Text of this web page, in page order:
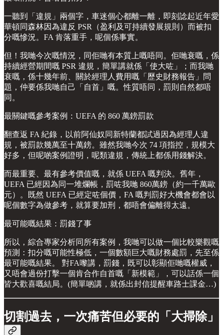
一聽到「違規」兩個字，車迷個心都離一離，即刻諗起近年愛
華頓同森林因為違反 PSR（盈利及可持續發展規則）而被扣
分嘅慘況。FA 肯落重手，呢個係事實。
但！我哋今次嘅情況，同佢哋有本質上嘅唔同。佢哋衰嘅，係
持續經營期間嘅 PSR 違規，簡單講就係「使大咗」；而我哋
衰嘅，係十幾年前、關於經理人費用嘅「歷史財務報告」問
題，仲要係我哋自己「自首」嘅。性質唔同，罰則自然都唔
同。
最關鍵嘅參考案例：UEFA 的 860 萬鎊罰款
翻查返 FA 紀錄，以前阿仙奴同新特蘭都試過因為經理人違
規，被罰款幾萬至十萬鎊。雖然我哋今次 74 項指控，規模大
好多，但呢啲案例證明，呢類違規，傳統上都係用錢解決。
而最重要、最有參考價值嘅，就係 UEFA 嘅判決。舊年，
UEFA 已經因為同一堆爛帳，罰咗我哋 860萬鎊（約一千萬歐
元）。既然 UEFA 已經定咗個價，FA 嘅判罰好大機會都會以
呢個數字為做參考，就算要加刑，都唔會偏離得太遠。
最可能嘅結果：罰錢了事
所以，綜合專家分析同所有案例，我哋可以做一個比較樂觀嘅
預測：扣分嘅可能性極低，一個數額巨大嘅財務處罰，先至係
最可能嘅結果。 對FA嚟講，罰錢，既可以彰顯佢哋嘅權威，
又唔會過份打擊一個肯合作自首嘅「新模範」，可以話係一個
皆大歡喜嘅結局。(簡單啲講，就係出封信提醒車路士課金…)
切割過去，一次痛苦但必要的「大掃除」